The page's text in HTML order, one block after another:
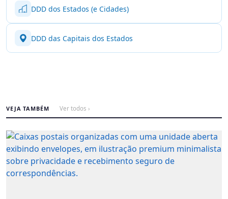
DDD dos Estados (e Cidades)
DDD das Capitais dos Estados
VEJA TAMBÉM Ver todos ›